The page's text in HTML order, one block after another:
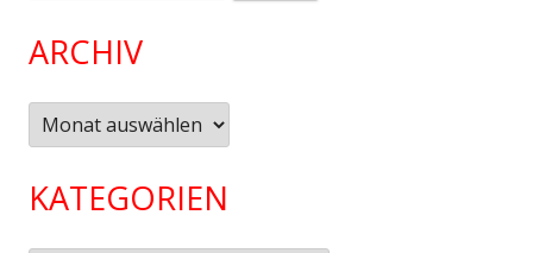
ARCHIV
Archiv
KATEGORIEN